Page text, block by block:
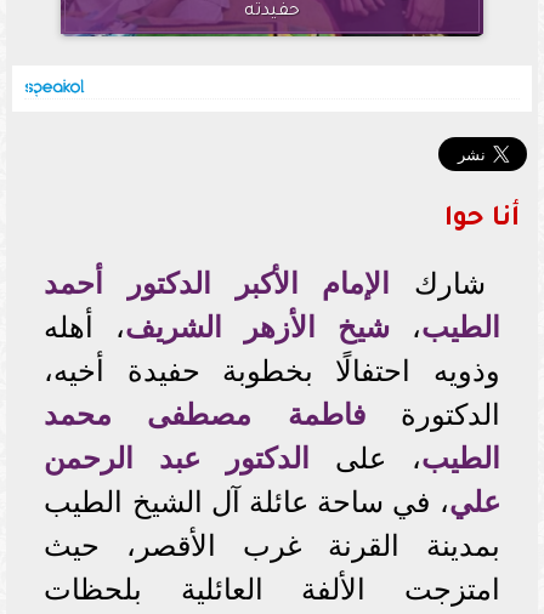
حفيدته
أنا حوا
شارك الإمام الأكبر
الدكتور أحمد
الطيب،شيخ الأزهر الشريف، أهله
وذويه احتفالًا بخطوبة حفيدة أخيه،
الدكتورةفاطمة مصطفى محمد
الطيب، على
الدكتور عبد الرحمن
علي، في ساحة عائلة آل الشيخ الطيب
بمدينة القرنة غرب الأقصر، حيث
امتزجت الألفة العائلية بلحظات